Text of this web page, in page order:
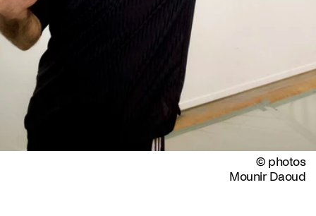
© photos
Mounir Daoud